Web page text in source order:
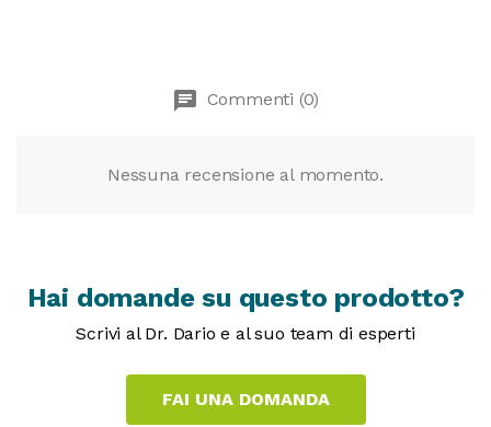
chat Commenti (0)
Nessuna recensione al momento.
Hai domande su questo prodotto?
Scrivi al Dr. Dario e al suo team di esperti